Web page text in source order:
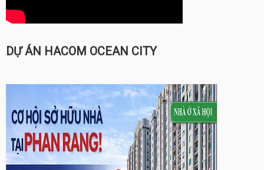
DỰ ÁN HACOM OCEAN CITY